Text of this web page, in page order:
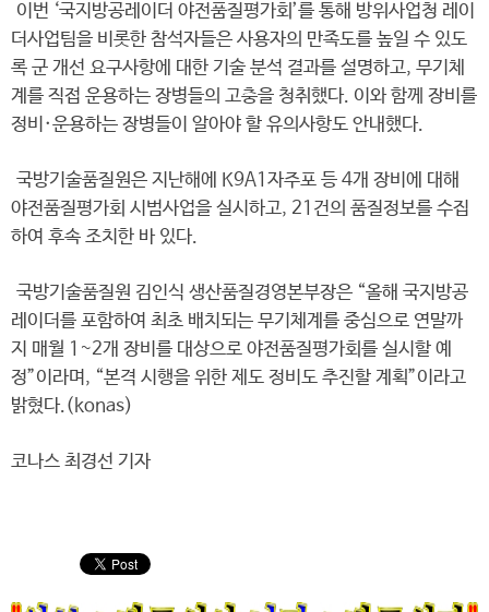
이번 ‘국지방공레이더 야전품질평가회’를 통해 방위사업청 레이
더사업팀을 비롯한 참석자들은 사용자의 만족도를 높일 수 있도
록 군 개선 요구사항에 대한 기술 분석 결과를 설명하고, 무기체
계를 직접 운용하는 장병들의 고충을 청취했다. 이와 함께 장비를
정비·운용하는 장병들이 알아야 할 유의사항도 안내했다.
국방기술품질원은 지난해에 K9A1자주포 등 4개 장비에 대해
야전품질평가회 시범사업을 실시하고, 21건의 품질정보를 수집
하여 후속 조치한 바 있다.
국방기술품질원 김인식 생산품질경영본부장은 “올해 국지방공
레이더를 포함하여 최초 배치되는 무기체계를 중심으로 연말까
지 매월 1~2개 장비를 대상으로 야전품질평가회를 실시할 예
정”이라며, “본격 시행을 위한 제도 정비도 추진할 계획”이라고
밝혔다.(konas)
코나스 최경선 기자